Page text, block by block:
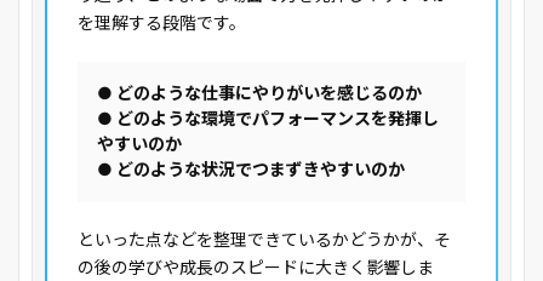
を理解する段階です。
● どのような仕事にやりがいを感じるのか
● どのような環境でパフォーマンスを発揮し
やすいのか
● どのような状況でつまずきやすいのか
といった点などを整理できているかどうかが、そ
の後の学びや成長のスピードに大きく影響しま